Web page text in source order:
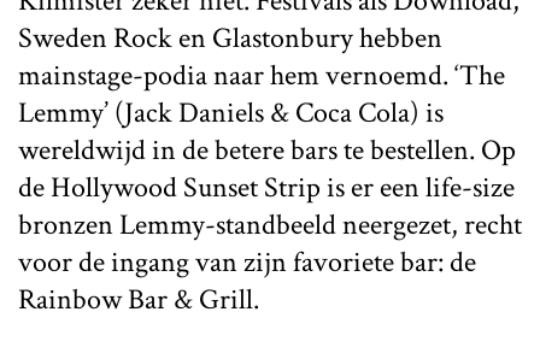
Sweden Rock en Glastonbury hebben
mainstage-podia naar hem vernoemd. ‘The
Lemmy’ (Jack Daniels & Coca Cola) is
wereldwijd in de betere bars te bestellen. Op
de Hollywood Sunset Strip is er een life-size
bronzen Lemmy-standbeeld neergezet, recht
voor de ingang van zijn favoriete bar: de
Rainbow Bar & Grill.